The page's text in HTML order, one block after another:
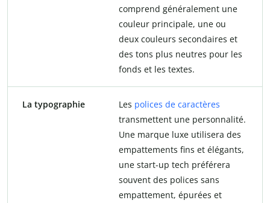
comprend généralement une
couleur principale, une ou
deux couleurs secondaires et
des tons plus neutres pour les
fonds et les textes.
La typographie Les polices de caractères
transmettent une personnalité.
Une marque luxe utilisera des
empattements fins et élégants,
une start-up tech préférera
souvent des polices sans
empattement, épurées et